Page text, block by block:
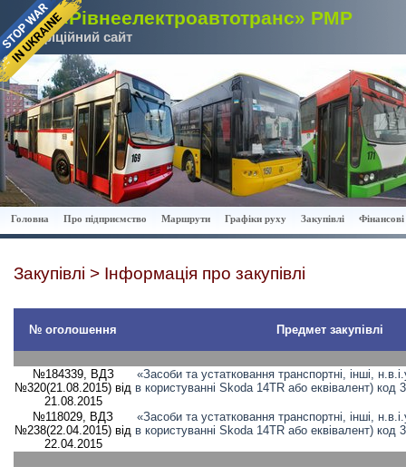
КП «Рівнеелектроавтотранс» РМР
Офіційний сайт
Головна Про підприємство Маршрути Графіки руху Закупівлі Фінансові
Закупівлі > Інформація про закупівлі
№ оголошення Предмет закупівлі
№184339, ВДЗ
№320(21.08.2015) від
21.08.2015
«Засоби та устатковання транспортні, інші,
в користуванні Skoda 14TR або еквівалент)
№118029, ВДЗ
№238(22.04.2015) від
22.04.2015
«Засоби та устатковання транспортні, інші,
в користуванні Skoda 14TR або еквівалент)